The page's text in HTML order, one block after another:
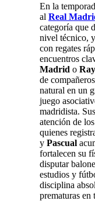
En la
al Real
categoría que
nivel técnico,
con regates
encuentros
Madrid o
de
natural en un
juego
madridista.
atención de
quienes
y Pascual
fortalecen su
disputar
estudios y
disciplina
prematuras en